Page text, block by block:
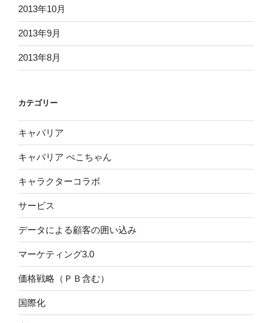
2013年10月
2013年9月
2013年8月
カテゴリー
キャバリア
キャバリア ぺこちゃん
キャラクターコラボ
サービス
データによる顧客の囲い込み
マーケティング3.0
価格戦略（ＰＢ含む）
国際化